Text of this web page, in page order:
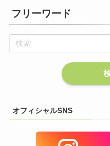
フリーワード
オフィシャルSNS